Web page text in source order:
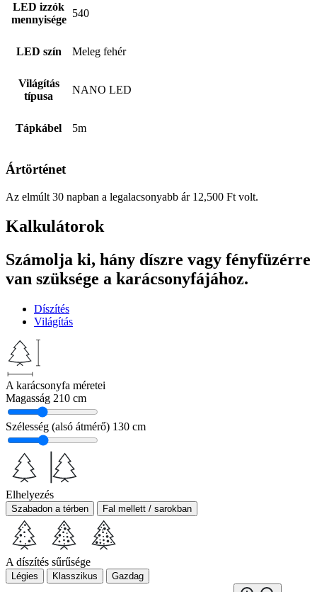
LED izzók
mennyisége
540
LED szín Meleg fehér
Világítás
típusa
NANO LED
Tápkábel 5m
Ártörténet
Az elmúlt 30 napban a legalacsonyabb ár 12,500 Ft volt.
Kalkulátorok
Számolja ki, hány díszre vagy fényfüzérre
van szüksége a karácsonyfájához.
Díszítés
Világítás
A karácsonyfa méretei
Magasság 210 cm
Szélesség (alsó átmérő) 130 cm
Elhelyezés
Szabadon a térben Fal mellett / sarokban
A díszítés sűrűsége
Légies Klasszikus Gazdag